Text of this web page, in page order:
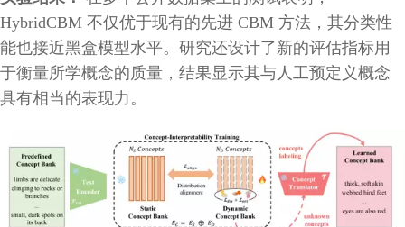
HybridCBM 不仅优于现有的先进 CBM 方法，其分类性
能也接近黑盒模型水平。研究还设计了新的评估指标用
于衡量所学概念的质量，结果显示其与人工预定义概念
具有相当的表现力。